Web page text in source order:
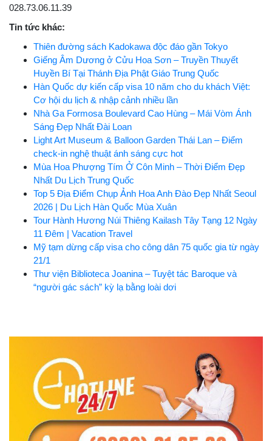
028.73.06.11.39
Tin tức khác:
Thiên đường sách Kadokawa độc đáo gần Tokyo
Giếng Âm Dương ở Cửu Hoa Sơn – Truyền Thuyết
Huyền Bí Tại Thánh Địa Phật Giáo Trung Quốc
Hàn Quốc dự kiến cấp visa 10 năm cho du khách Việt:
Cơ hội du lịch & nhập cảnh nhiều lần
Nhà Ga Formosa Boulevard Cao Hùng – Mái Vòm Ánh
Sáng Đẹp Nhất Đài Loan
Light Art Museum & Balloon Garden Thái Lan – Điểm
check-in nghệ thuật ánh sáng cực hot
Mùa Hoa Phượng Tím Ở Côn Minh – Thời Điểm Đẹp
Nhất Du Lịch Trung Quốc
Top 5 Địa Điểm Chụp Ảnh Hoa Anh Đào Đẹp Nhất Seoul
2026 | Du Lịch Hàn Quốc Mùa Xuân
Tour Hành Hương Núi Thiêng Kailash Tây Tạng 12 Ngày
11 Đêm | Vacation Travel
Mỹ tạm dừng cấp visa cho công dân 75 quốc gia từ ngày
21/1
Thư viện Biblioteca Joanina – Tuyệt tác Baroque và
“người gác sách” kỳ lạ bằng loài dơi